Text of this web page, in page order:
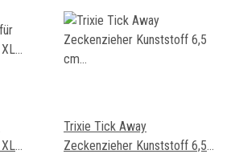
Trixie Tick Away
Zeckenzieher Kunststoff 6,5